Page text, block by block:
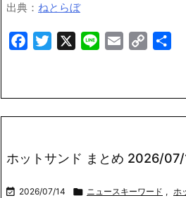
出典： ねとらぼ
FacebookTwitter Line Email
Copy
ホットサンド まとめ 2026/
 2026/07/14  ニュースキーワード , ホ